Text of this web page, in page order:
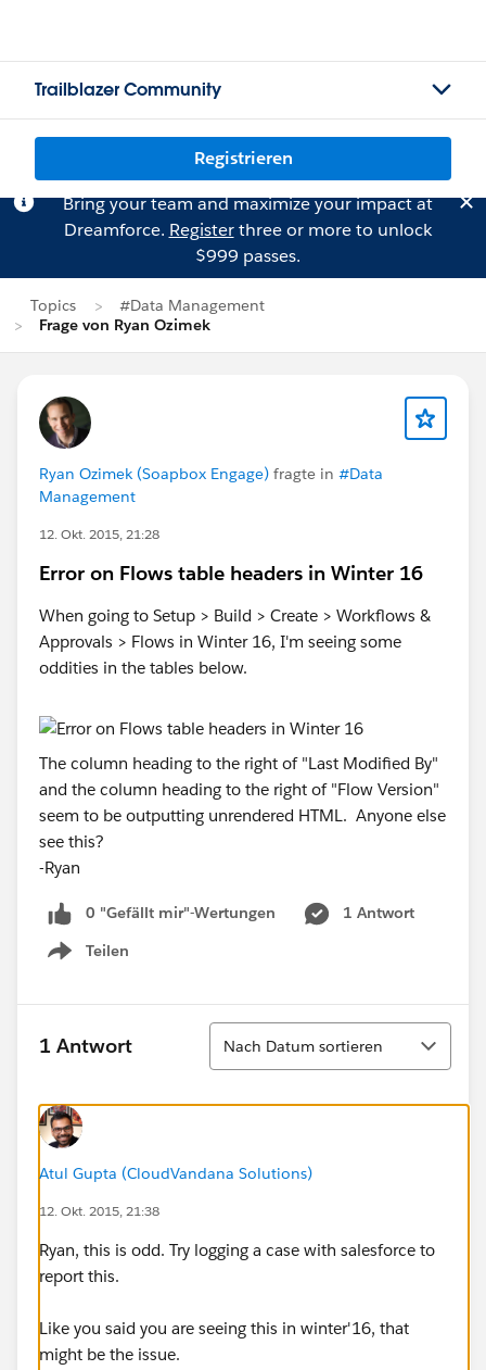
Trailblazer Community
Registrieren
Bring your team and maximize your impact at
Dreamforce. Registerthree or more to unlock
$999 passes.
Topics
#Data Management
Frage von Ryan Ozimek
Ryan Ozimek (Soapbox Engage) fragte in #Data
Management
12. Okt. 2015, 21:28
Error on Flows table headers in Winter 16
When going to Setup > Build > Create > Workflows &
Approvals > Flows in Winter 16, I'm seeing some
oddities in the tables below.
The column heading to the right of "Last Modified By"
and the column heading to the right of "Flow Version"
seem to be outputting unrendered HTML. Anyone else
see this?
-Ryan
0 "Gefällt mir"-Wertungen
1 Antwort
Teilen
Show menu
1 Antwort
Sortieren
Nach Datum sortieren
Atul Gupta (CloudVandana Solutions)
12. Okt. 2015, 21:38
Ryan, this is odd. Try logging a case with salesforce to
report this.
Like you said you are seeing this in winter'16, that
might be the issue.